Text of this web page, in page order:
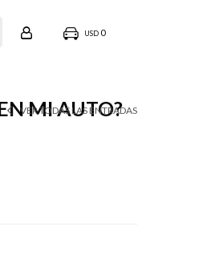
USD 0
MI AUTO?
VER TODAS LAS ENTRADAS